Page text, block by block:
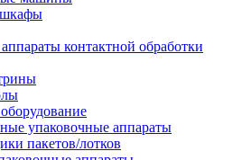
шкафы
контактной обработки
упаковочные аппараты
пакетов/лотков